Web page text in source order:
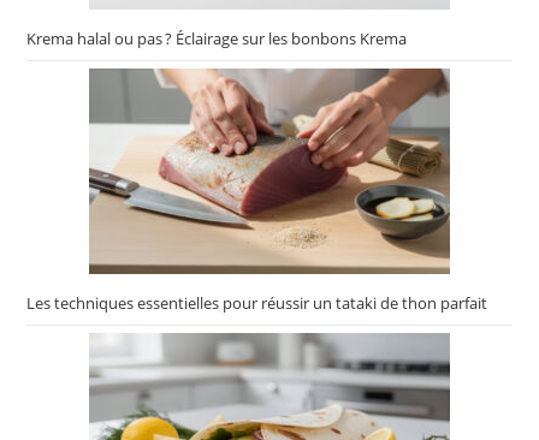
Krema halal ou pas ? Éclairage sur les bonbons Krema
Les techniques essentielles pour réussir un tataki de thon parfait